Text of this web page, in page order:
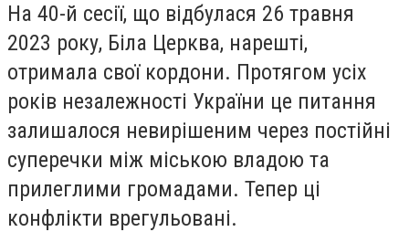
На 40-й сесії, що відбулася 26 травня
2023 року, Біла Церква, нарешті,
отримала свої кордони. Протягом усіх
років незалежності України це питання
залишалося невирішеним через постійні
суперечки між міською владою та
прилеглими громадами. Тепер ці
конфлікти врегульовані.